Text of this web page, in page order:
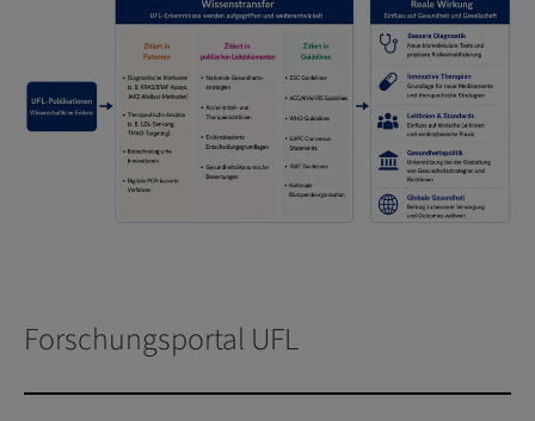
Forschungsportal UFL